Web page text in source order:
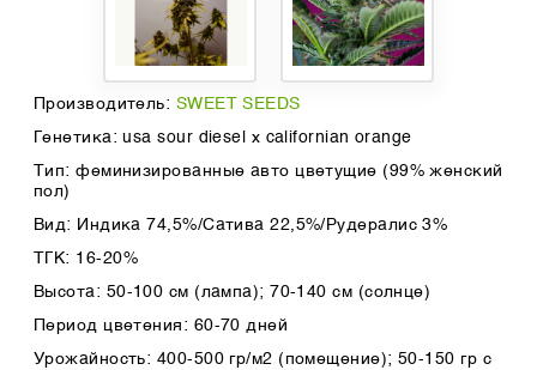
Производитель: SWEET SEEDS
Генетика: usa sour diesel x californian orange
Тип: феминизированные авто цветущие (99% женский
пол)
Вид: Индика 74,5%/Сатива 22,5%/Рудералис 3%
ТГК: 16-20%
Высота: 50-100 см (лампа); 70-140 см (солнце)
Период цветения: 60-70 дней
Урожайность: 400-500 гр/м2 (помещение); 50-150 гр с